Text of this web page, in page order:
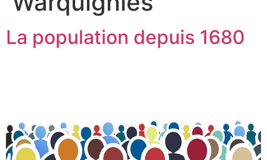
La population depuis 1680